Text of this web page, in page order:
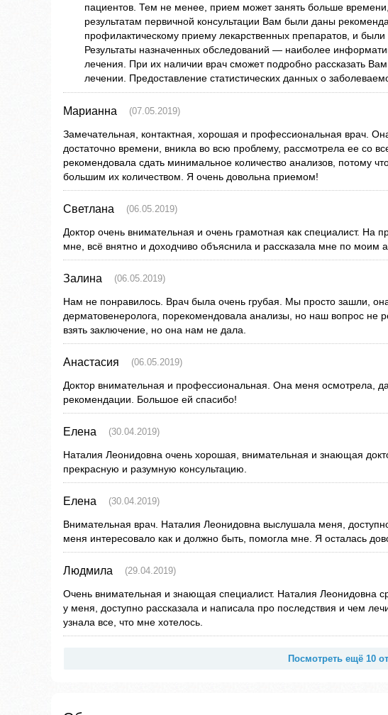
пациентов. Тем не менее, прием может занять больше
результатам первичной консультации Вам были даны
профилактическому приему лекарственных препаратов, и
Результаты назначенных обследований — наиболее
лечения. При их наличии врач сможет подробно рассказать
лечении. Предоставление статистических данных о
Марианна (07.05.2019)
Замечательная, контактная, хорошая и профессиональная врач.
достаточно времени, вникла во всю проблему, рассмотрела ее со
рекомендовала сдать минимальное количество анализов, потому
большим их количеством. Я очень довольна приемом!
Светлана (06.05.2019)
Доктор очень внимательная и очень грамотная как специалист. На
мне, всё внятно и доходчиво объяснила и рассказала мне по моим
Залина (06.05.2019)
Нам не понравилось. Врач была очень грубая. Мы просто зашли,
дерматовенеролога, порекомендовала анализы, но наш вопрос не
взять заключение, но она нам не дала.
Анастасия (06.05.2019)
Доктор внимательная и профессиональная. Она меня осмотрела,
рекомендации. Большое ей спасибо!
Елена (30.04.2019)
Наталия Леонидовна очень хорошая, внимательная и знающая
прекрасную и разумную консультацию.
Елена (30.04.2019)
Внимательная врач. Наталия Леонидовна выслушала меня,
меня интересовало как и должно быть, помогла мне. Я осталась
Людмила (29.04.2019)
Очень внимательная и знающая специалист. Наталия Леонидовна
у меня, доступно рассказала и написала про последствия и чем
узнала все, что мне хотелось.
Посмотреть ещё 10